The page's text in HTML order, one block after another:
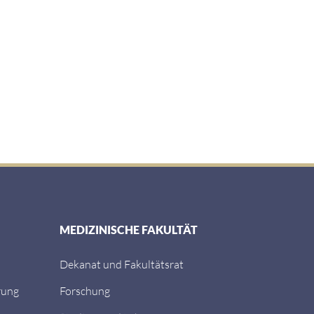
MEDIZINISCHE FAKULTÄT
Dekanat und Fakultätsrat
Forschung